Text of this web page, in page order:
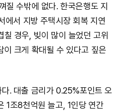
질 수밖에 없다. 한국은행도 지
에서 지방 주택시장 회복 지연
경우, 빚이 많이 늘었던 고위
크게 확대될 수 있다고 짚은
. 대출 금리가 0.25%포인트 오
1조8천억원 늘고, 1인당 연간